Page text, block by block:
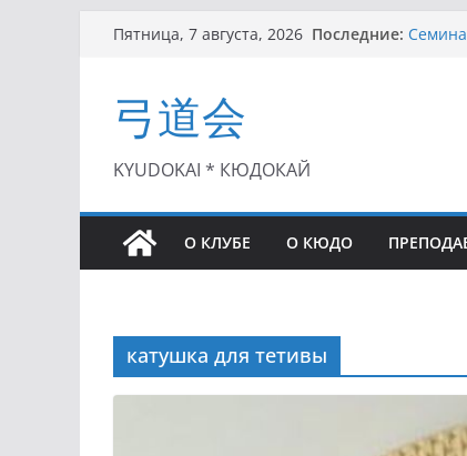
Перейти
Пятница, 7 августа, 2026 Последние:
弓道会
KYUDOKAI * КЮДОКАЙ
О КЛУБЕ О КЮДО
катушка для тетивы